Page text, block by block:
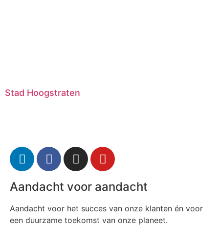
Stad Hoogstraten
Aandacht voor aandacht
Aandacht voor het succes van onze klanten én voor
een duurzame toekomst van onze planeet.